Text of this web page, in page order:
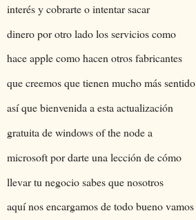
interés y cobrarte o intentar sacar
dinero por otro lado los servicios como
hace apple como hacen otros fabricantes
que creemos que tienen mucho más sentido
así que bienvenida a esta actualización
gratuita de windows of the node a
microsoft por darte una lección de cómo
llevar tu negocio sabes que nosotros
aquí nos encargamos de todo bueno vamos